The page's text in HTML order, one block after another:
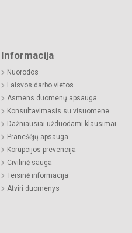
Informacija
Nuorodos
Laisvos darbo vietos
Asmens duomenų apsauga
Konsultavimasis su visuomene
Dažniausiai užduodami klausimai
Pranešėjų apsauga
Korupcijos prevencija
Civilinė sauga
Teisinė informacija
Atviri duomenys